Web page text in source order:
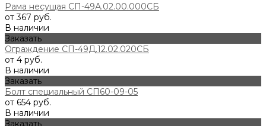
Рама несущая СП-49А.02.00.000СБ
от 367 руб.
В наличии
Заказать
Ограждение СП-49Д.12.02.020СБ
от 4 руб.
В наличии
Заказать
Болт специальный СП60-09-05
от 654 руб.
В наличии
Заказать